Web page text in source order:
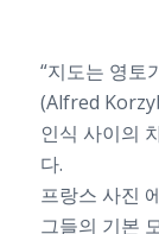
“지도는 영토
(Alfred
인식 사이의
다.
프랑스 사진
그들의 기본